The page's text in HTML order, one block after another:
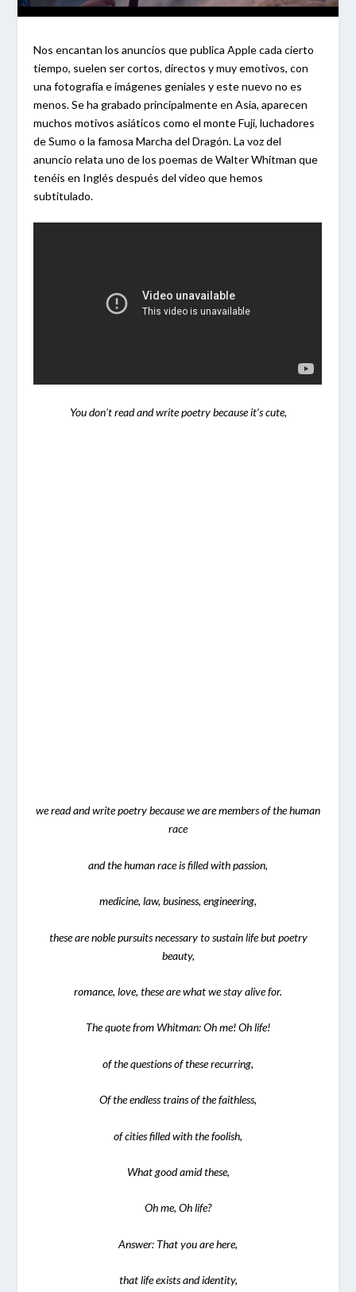
Nos encantan los anuncios que publica Apple cada cierto
tiempo, suelen ser cortos, directos y muy emotivos, con
una fotografía e imágenes geniales y este nuevo no es
menos. Se ha grabado principalmente en Asia, aparecen
muchos motivos asiáticos como el monte Fuji, luchadores
de Sumo o la famosa Marcha del Dragón. La voz del
anuncio relata uno de los poemas de Walter Whitman que
tenéis en Inglés después del video que hemos
subtitulado.
You don’t read and write poetry because it’s cute,
we read and write poetry because we are members of the human
race
and the human race is filled with passion,
medicine, law, business, engineering,
these are noble pursuits necessary to sustain life but poetry
beauty,
romance, love, these are what we stay alive for.
The quote from Whitman:Oh me! Oh life!
of the questions of these recurring,
Of the endless trains of the faithless,
of cities filled with the foolish,
What good amid these,
Oh me, Oh life?
Answer: That you are here,
that life exists and identity,